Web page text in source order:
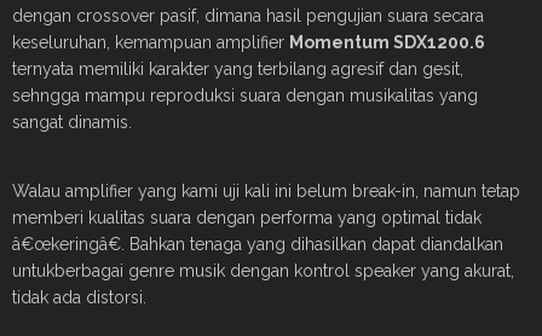
dengan crossover pasif, dimana hasil pengujian suara secara
keseluruhan, kemampuan amplifier Momentum SDX1200.6
ternyata memiliki karakter yang terbilang agresif dan gesit,
sehngga mampu reproduksi suara dengan musikalitas yang
sangat dinamis.
Walau amplifier yang kami uji kali ini belum break-in, namun tetap
memberi kualitas suara dengan performa yang optimal tidak
â€œkeringâ€. Bahkan tenaga yang dihasilkan dapat diandalkan
untukberbagai genre musik dengan kontrol speaker yang akurat,
tidak ada distorsi.